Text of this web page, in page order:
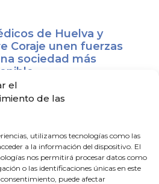
el
de las
utilizamos tecnologías como las
a la información del dispositivo. El
nos permitirá procesar datos como
o las identificaciones únicas en este
puede afectar
de Huelva y
Coraje unen fuerzas
sociedad más
Médico Andaluz y
en mejoras reales